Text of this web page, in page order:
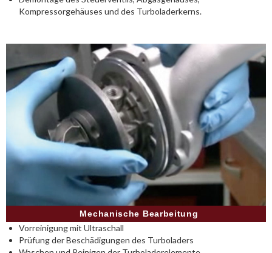
Kompressorgehäuses und des Turboladerkerns.
Mechanische Bearbeitung
Vorreinigung mit Ultraschall
Prüfung der Beschädigungen des Turboladers